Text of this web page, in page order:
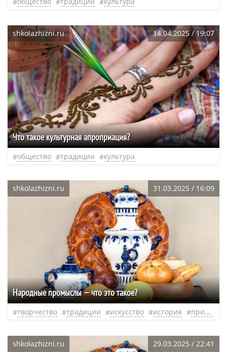
shkolazhizni.ru 14.04.2025 / 19:07
Что такое культурная апроприация?
общество традиции культура
shkolazhizni.ru 31.03.2025 / 16:09
Народные промыслы — что это такое?
творчество традиции искусство история прикладное искусство
shkolazhizni.ru 29.03.2025 / 22:41